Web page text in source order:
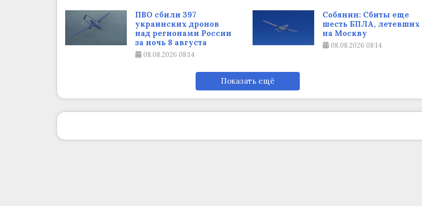
ПВО сбили 397
украинских дронов
над регионами России
за ночь 8 августа
08.08.2026 08:14
Собянин: Сбиты еще
шесть БПЛА, летевших
на Москву
08.08.2026 08:14
Показать ещё